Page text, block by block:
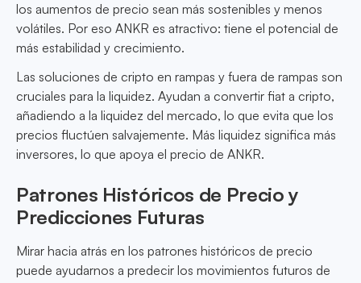
los aumentos de precio sean más sostenibles y menos
volátiles. Por eso ANKR es atractivo: tiene el potencial de
más estabilidad y crecimiento.
Las soluciones de cripto en rampas y fuera de rampas son
cruciales para la liquidez. Ayudan a convertir fiat a cripto,
añadiendo a la liquidez del mercado, lo que evita que los
precios fluctúen salvajemente. Más liquidez significa más
inversores, lo que apoya el precio de ANKR.
Patrones Históricos de Precio y
Predicciones Futuras
Mirar hacia atrás en los patrones históricos de precio
puede ayudarnos a predecir los movimientos futuros de